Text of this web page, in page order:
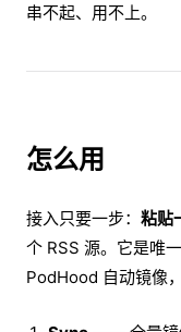
串不起、用不上。
怎么用
接入只要一步： 粘贴
个 RSS 源。它是唯
PodHood 自动镜像